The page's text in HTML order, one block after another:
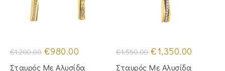
€1,200.00 Original
price
was:
€980.00
τιμή
Σταυρός Mε Aλυσίδα
€1,550.00 Original
price
was:
€1,350.00
Σταυρός Με Αλυσίδα